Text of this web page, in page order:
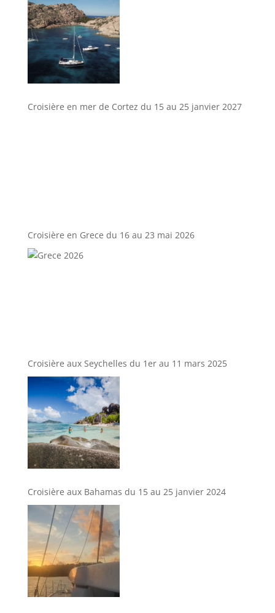
Croisière en mer de Cortez du 15 au 25 janvier 2027
Croisière en Grece du 16 au 23 mai 2026
Croisière aux Seychelles du 1er au 11 mars 2025
Croisière aux Bahamas du 15 au 25 janvier 2024